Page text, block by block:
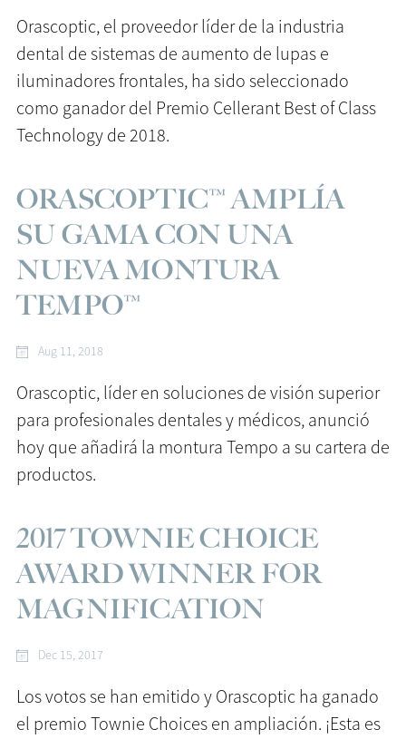
Orascoptic, el proveedor líder de la industria
dental de sistemas de aumento de lupas e
iluminadores frontales, ha sido seleccionado
como ganador del Premio Cellerant Best of Class
Technology de 2018.
ORASCOPTIC™ AMPLÍA
SU GAMA CON UNA
NUEVA MONTURA
TEMPO™
Aug 11, 2018
Orascoptic, líder en soluciones de visión superior
para profesionales dentales y médicos, anunció
hoy que añadirá la montura Tempo a su cartera de
productos.
2017 TOWNIE CHOICE
AWARD WINNER FOR
MAGNIFICATION
Dec 15, 2017
Los votos se han emitido y Orascoptic ha ganado
el premio Townie Choices en ampliación. ¡Esta es